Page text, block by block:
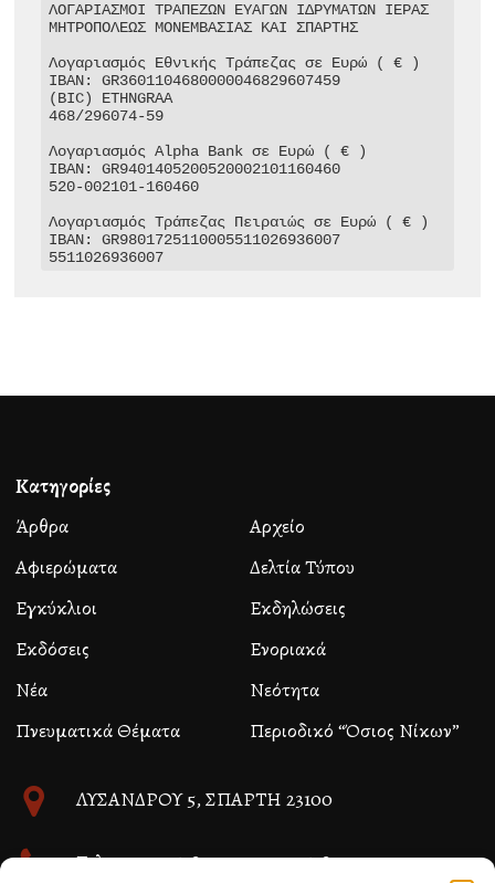
ΛΟΓΑΡΙΑΣΜΟΙ ΤΡΑΠΕΖΩΝ ΕΥΑΓΩΝ ΙΔΡΥΜΑΤΩΝ ΙΕΡΑΣ
ΜΗΤΡΟΠΟΛΕΩΣ ΜΟΝΕΜΒΑΣΙΑΣ ΚΑΙ ΣΠΑΡΤΗΣ
Λογαριασμός Εθνικής Τράπεζας σε Ευρώ ( € )
IBAN: GR3601104680000046829607459
(BIC) ETHNGRAA
468/296074-59
Λογαριασμός Alpha Bank σε Ευρώ ( € )
IBAN: GR9401405200520002101160460
520-002101-160460
Λογαριασμός Τράπεζας Πειραιώς σε Ευρώ ( € )
IBAN: GR9801725110005511026936007
5511026936007
Κατηγορίες
Άρθρα
Αρχείο
Αφιερώματα
Δελτία Τύπου
Εγκύκλιοι
Εκδηλώσεις
Εκδόσεις
Ενοριακά
Νέα
Νεότητα
Πνευματικά Θέματα
Περιοδικό “Όσιος Νίκων”
ΛΥΣΑΝΔΡΟΥ 5, ΣΠΑΡΤΗ 23100
Τηλ. 27310 26580 και 27310 26581